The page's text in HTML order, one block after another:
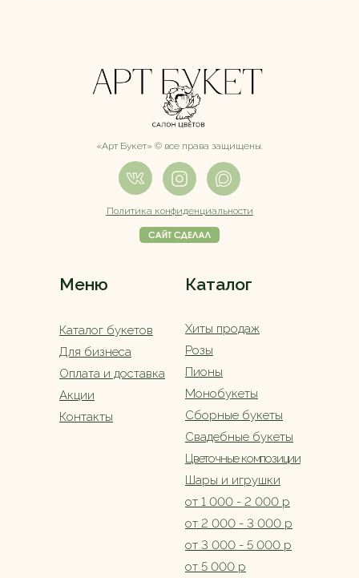
Меню Каталог
Каталог букетов
Политика конфиденциальности
Оплата и доставка
Сборные букеты
Свадебные букеты
«Арт Букет» ©️ все права защищены.
Для бизнеса
Хиты продаж
Монобукеты
Цветочные композиции
Акции
от 5 000 р
Контакты
Шары и игрушки
от 1 000 - 2 000 р
от 2 000 - 3 000 р
от 3 000 - 5 000 р
Розы
Пионы